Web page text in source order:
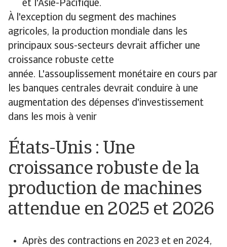
et l'Asie-Pacifique.
À l'exception du segment des machines
agricoles, la production mondiale dans les
principaux sous-secteurs devrait afficher une
croissance robuste cette
année. L'assouplissement monétaire en cours par
les banques centrales devrait conduire à une
augmentation des dépenses d'investissement
dans les mois à venir
États-Unis : Une
croissance robuste de la
production de machines
attendue en 2025 et 2026
Après des contractions en 2023 et en 2024,